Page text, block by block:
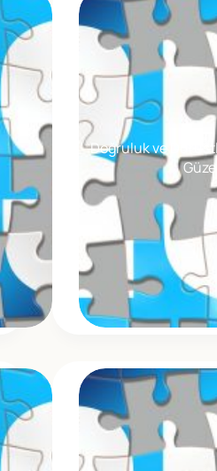
Doğruluk ve